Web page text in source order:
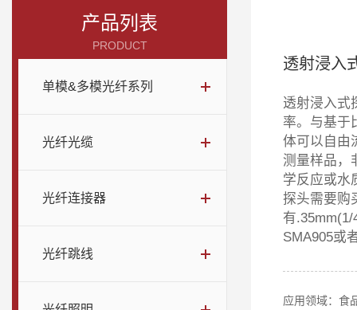
产品列表
PRODUCT
单模&多模光纤系列
光纤光缆
光纤连接器
光纤跳线
透射浸入
透射浸入式
率。与基于
体可以自由
测量样品，
学反应或水
探头需要购
有
SMA905或